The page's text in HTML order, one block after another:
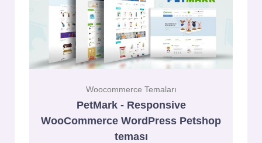
Woocommerce Temaları
PetMark - Responsive
WooCommerce WordPress Petshop
teması